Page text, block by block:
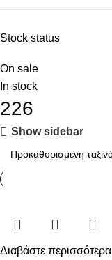
Stock status
On sale
In stock
226
Show sidebar
Διαβάστε περισσότερα